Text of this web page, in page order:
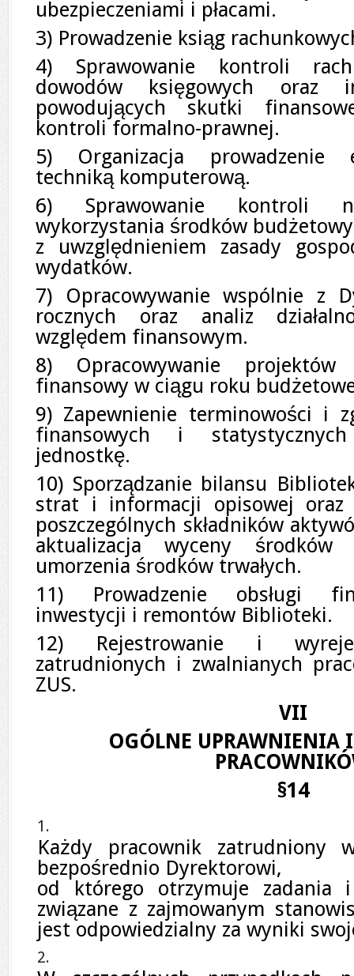
ubezpieczeniami i płacami.
3) Prowadzenie ksiąg
4) Sprawowanie kontroli
dowodów księgowych oraz
powodujących skutki
kontroli formalno-prawnej.
5) Organizacja prowadzenie
techniką komputerową.
6) Sprawowanie kontroli
wykorzystania środków
z uwzględnieniem zasady
wydatków.
7) Opracowywanie wspólnie z
rocznych oraz analiz
względem finansowym.
8) Opracowywanie projektów
finansowy w ciągu roku
9) Zapewnienie terminowości i
finansowych i
jednostkę.
10) Sporządzanie bilansu
strat i informacji opisowej oraz
poszczególnych składników
aktualizacja wyceny środków
umorzenia środków trwałych.
11) Prowadzenie obsługi
inwestycji i remontów Biblioteki.
12) Rejestrowanie i
zatrudnionych i zwalnianych
ZUS.
VII
OGÓLNE UPRAWNIENIA
§14
Każdy pracownik zatrudniony
bezpośrednio Dyrektorowi,
od którego otrzymuje zadania i
związane z zajmowanym
jest odpowiedzialny za wyniki